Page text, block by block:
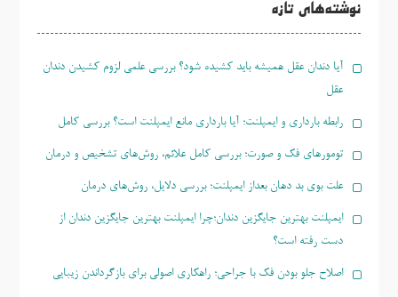
نوشته‌های تازه
آیا دندان عقل همیشه باید کشیده شود؟ بررسی علمی لزوم کشیدن دندان
عقل
رابطه بارداری و ایمپلنت؛ آیا بارداری مانع ایمپلنت است؟ بررسی کامل
تومورهای فک و صورت؛ بررسی کامل علائم، روش‌های تشخیص و درمان
علت بوی بد دهان بعداز ایمپلنت؛ بررسی دلایل، روش‌های درمان
ایمپلنت بهترین جایگزین دندان؛چرا ایمپلنت بهترین جایگزین دندان از
دست رفته است؟
اصلاح جلو بودن فک با جراحی؛ راهکاری اصولی برای بازگرداندن زیبایی